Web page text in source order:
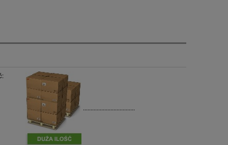
..................................